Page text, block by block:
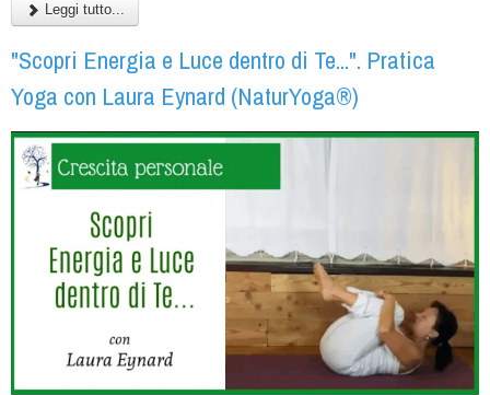
Leggi tutto...
"Scopri Energia e Luce dentro di Te...". Pratica
Yoga con Laura Eynard (NaturYoga®)